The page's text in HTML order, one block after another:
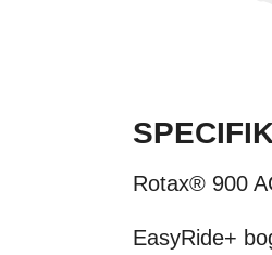
Rotax® 900
EasyRide+